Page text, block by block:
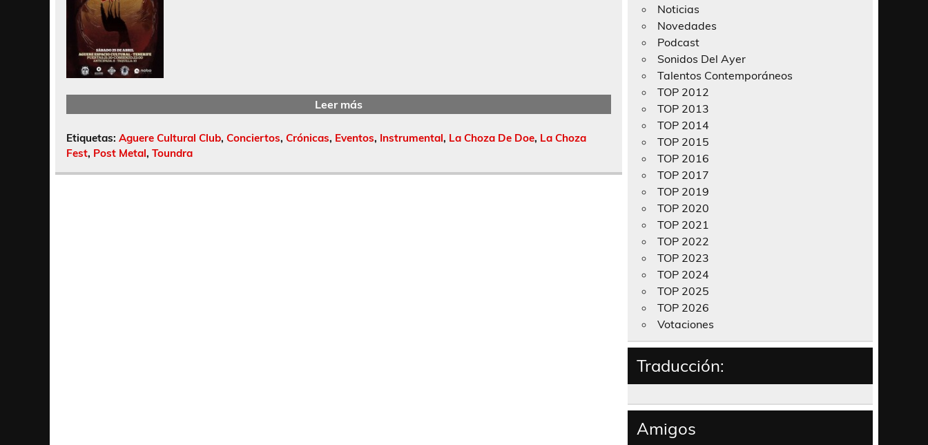
Leer más
Etiquetas: Aguere Cultural Club, Conciertos, Crónicas, Eventos, Instrumental, La Choza De Doe, La Choza
Fest, Post Metal, Toundra
Noticias
Novedades
Podcast
Sonidos Del Ayer
Talentos Contemporáneos
TOP 2012
TOP 2013
TOP 2014
TOP 2015
TOP 2016
TOP 2017
TOP 2019
TOP 2020
TOP 2021
TOP 2022
TOP 2023
TOP 2024
TOP 2025
TOP 2026
Votaciones
Traducción:
Amigos